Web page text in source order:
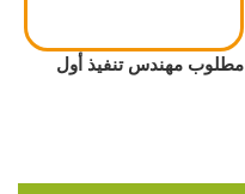
مطلوب مهندس تنفيذ أول